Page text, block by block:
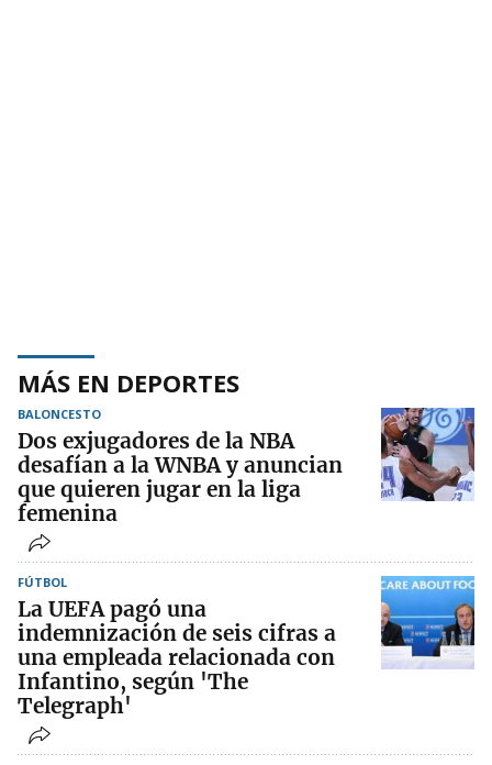
MÁS EN DEPORTES
BALONCESTO
Dos exjugadores de la NBA
desafían a la WNBA y anuncian
que quieren jugar en la liga
femenina
FÚTBOL
La UEFA pagó una
indemnización de seis cifras a
una empleada relacionada con
Infantino, según 'The
Telegraph'